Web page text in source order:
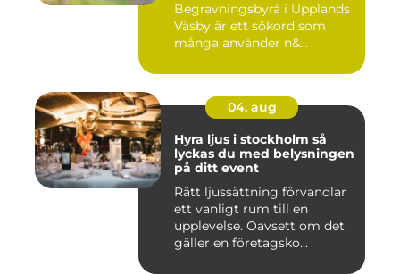
Begravningsbyrå i Upplands
Väsby är ett sökord som
många använder n&...
04. aug
Hyra ljus i stockholm så
lyckas du med belysningen
på ditt event
Rätt ljussättning förvandlar
ett vanligt rum till en
upplevelse. Oavsett om det
gäller en företagsko...